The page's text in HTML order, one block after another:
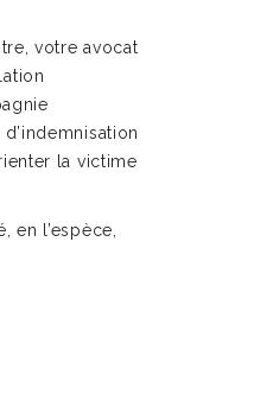
votre avocat
la victime
l’espèce,